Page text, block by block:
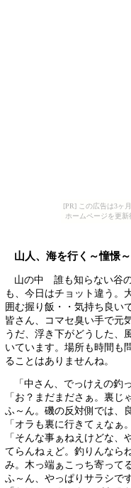
[PR] この広告は3ヶ
ホームページを更
山人、海を行く～憧憬～
山の中 誰も知らない谷
も、今日はチョット違う
囲む握り飯・・気持ち良い
皆さん、コマセ臭い手で元
うだ、浮き下がどうした、
いています。場所も時間も
ることはありませんね。
「中さん、でっけえの釣
「お？まだまださぁ。裏
ふ～ん。磯の反対側では、
「オラも裏に行きてぇな
「そんな事ぁねえけどな
てらんねぇど。釣りんなら
み。木っ端ぁこっち寄って
ふ～ん、やっぱりサラシで